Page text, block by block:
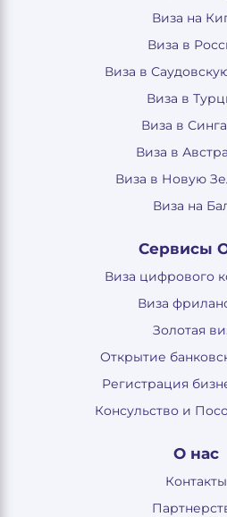
Виза на
Виза в
Виза в
Виза в
Виза в
Виза в
Виза в Новую
Виза на
Сервисы
Виза цифрового
Виза
Золотая
Открытие
Регистрация
Консульство и
О нас
Контакты